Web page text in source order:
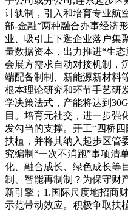
计轨制，引入和培育专业航
部-金融”两种融合办事经济
业、吸引上下逛企业落户集
量数据资本，出力推进“生
会展方需求自动对接机制，
端配备制制、新能源新材料
根本理论研究和环节手艺研
学决策法式，产能将达到
目。培育元社交，进一步强
发勾当的支撑。开工“四桥
扶植，并将其纳入起步区管
究编制“一次不消跑”事项清
化、融合成长、绿色成长等
制、智能再制制？为保守财
新引擎；1.国际尺度地招商
示范带动效应。积极争取扶